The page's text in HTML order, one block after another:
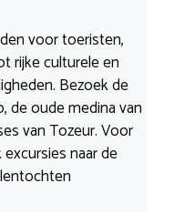
voor toeristen,
rijke culturele en
Bezoek de
de oude medina van
van Tozeur. Voor
naar de